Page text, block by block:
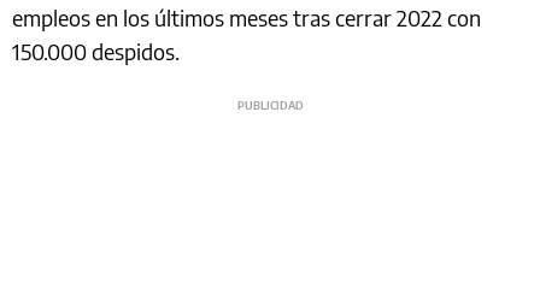
empleos en los últimos meses tras cerrar 2022 con
150.000 despidos.